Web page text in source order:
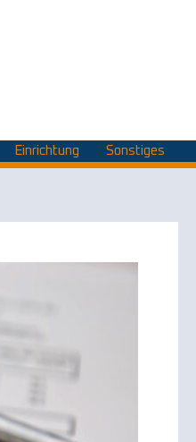
Einrichtung Sonstiges